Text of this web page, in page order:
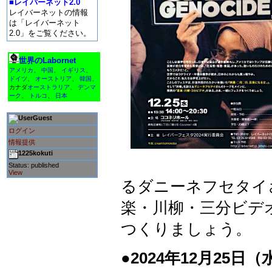
■レイバーネット2.0
レイバーネットの情報
は「レイバーネット
2.0」をご覧ください。
世界のLabornet
アメリカ 中国 イギリス
ドイツ
オーストリア 韓国
カナダオーストラリア
デンマ
ーク
トルコ 日本
Guest
ログイン
情報提供
1225kokuti
Status: published
View
るダニーネフセタ
楽・川柳・三分ビ
つくりましょう。
●2024年12月25日（